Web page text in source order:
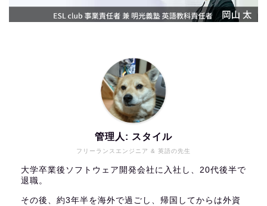
フリーランスエンジニア & 英語の先生
管理人: スタイル
大学卒業後ソフトウェア開発会社に入社し、20代後半で
退職。
その後、約3年半を海外で過ごし、帰国してからは外資